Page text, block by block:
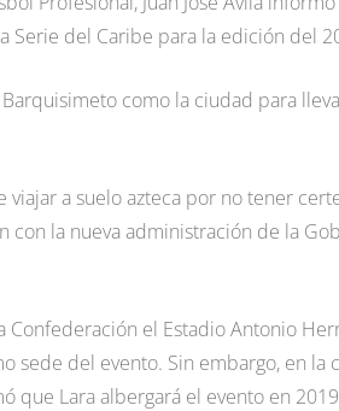
Serie del Caribe para la edición del
como la ciudad para
a suelo azteca por no tener
la nueva administración de la
el Estadio Antonio
sede del evento. Sin embargo, en la
que Lara albergará el evento en